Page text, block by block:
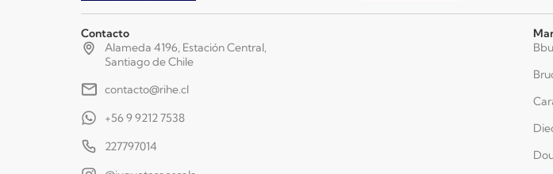
Contacto
Alameda 4196, Estación Central,
Santiago de Chile
contacto@rihe.cl
+56 9 9212 7538
227797014